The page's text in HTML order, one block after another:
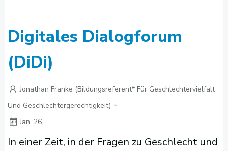
Digitales Dialogforum
(DiDi)
Jonathan Franke (Bildungsreferent* Für Geschlechtervielfalt
Und Geschlechtergerechtigkeit) -
Jan. 26
In einer Zeit, in der Fragen zu Geschlecht und